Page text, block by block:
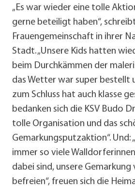
„Es war wieder eine tolle
gerne beteiligt haben“,
Frauengemeinschaft in ihrer
Stadt. „Unsere Kids hatten
beim Durchkämmen der
das Wetter war super bestellt
zum Schluss hat auch klasse
bedanken sich die KSV Budo
tolle Organisation und das
Gemarkungsputzaktion“. Und:
immer so viele
dabei sind, unsere Gemarkung
befreien“, freuen sich die